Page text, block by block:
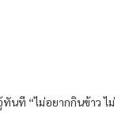
นที “ไม่อยากกินข้าว ไม่